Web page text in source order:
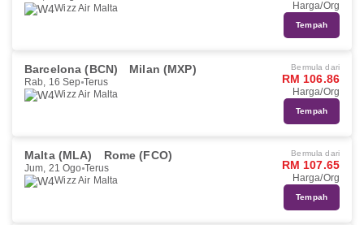
Wizz Air Malta
Harga/Org
Tempah
Barcelona (BCN) Milan (MXP)
Rab, 16 Sep Terus
Wizz Air Malta
Bermula dari
RM 106.86
Harga/Org
Tempah
Malta (MLA) Rome (FCO)
Jum, 21 Ogo Terus
Wizz Air Malta
Bermula dari
RM 107.65
Harga/Org
Tempah